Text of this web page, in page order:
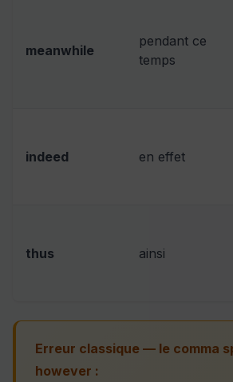
meanwhile
pendant ce
temps
indeed en effet
thus ainsi
Erreur classique — le comma
however :